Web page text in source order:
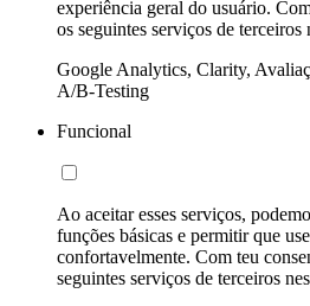
experiência geral do usuário.
os seguintes serviços de terceiros
Google Analytics, Clarity,
A/B-Testing
Funcional
Ao aceitar esses serviços,
funções básicas e permitir que
confortavelmente. Com teu
seguintes serviços de terceiros